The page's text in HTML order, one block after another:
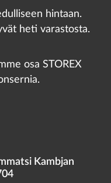
hintaan.
heti varastosta.
osa STOREX
Kambjan